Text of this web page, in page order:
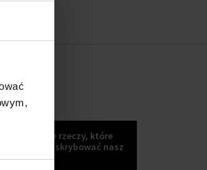
wspaniałe rzeczy, które
subskrybować nasz